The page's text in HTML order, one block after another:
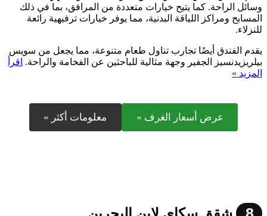
وسائل الراحة. كما يتيح خيارات متعددة من المرافق، بما في ذلك
المسابح ومراكز اللياقة البدنية، مما يوفر خيارات ترفيهية رائعة
للنزلاء.
يقدم الفندق أيضًا تجارب تناول طعام متنوعة، مما يجعل من سويس
بيلريزيدنسيز الجفير وجهة مثالية للباحثين عن الفخامة والراحة. اقرأ
المزيد »
عرض أسعار الغرف » معلومات أكثر »